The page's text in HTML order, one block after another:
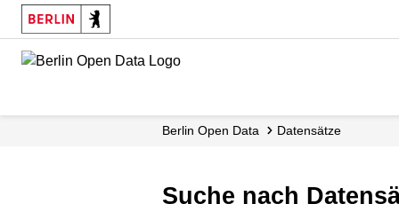
Skip
main
Berlin Open Data Datensätze
Suche nach